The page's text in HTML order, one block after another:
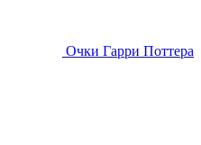
Очки Гарри Поттера